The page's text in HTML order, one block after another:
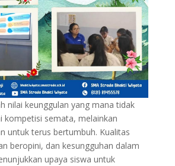
nilai keunggulan yang mana tidak
kompetisi semata, melainkan
untuk terus bertumbuh. Kualitas
beropini, dan kesungguhan dalam
upaya siswa untuk